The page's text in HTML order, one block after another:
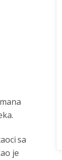
sa
je